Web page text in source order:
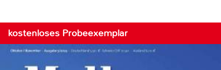
kostenloses Probeexemplar